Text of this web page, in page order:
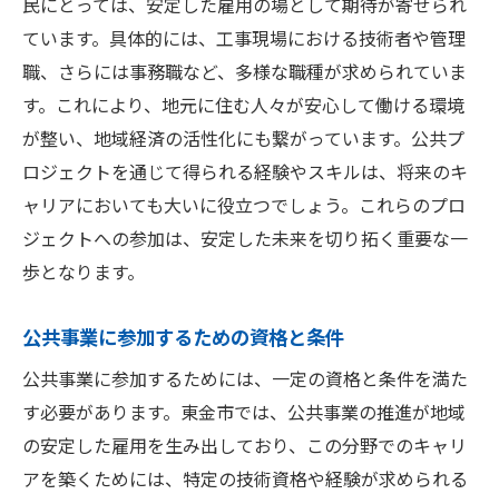
ています。具体的には、工事現場における技術者や管理
職、さらには事務職など、多様な職種が求められていま
す。これにより、地元に住む人々が安心して働ける環境
が整い、地域経済の活性化にも繋がっています。公共プ
ロジェクトを通じて得られる経験やスキルは、将来のキ
ャリアにおいても大いに役立つでしょう。これらのプロ
ジェクトへの参加は、安定した未来を切り拓く重要な一
歩となります。
公共事業に参加するための資格と条件
公共事業に参加するためには、一定の資格と条件を満た
す必要があります。東金市では、公共事業の推進が地域
の安定した雇用を生み出しており、この分野でのキャリ
アを築くためには、特定の技術資格や経験が求められる